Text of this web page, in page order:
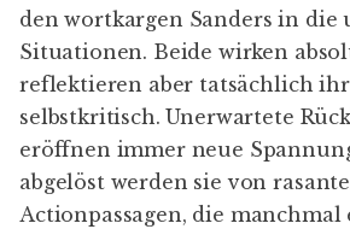
den wortkargen Sanders in die
Situationen. Beide wirken
reflektieren aber tatsächlich
selbstkritisch. Unerwartete
eröffnen immer neue
abgelöst werden sie von
Actionpassagen, die manchmal